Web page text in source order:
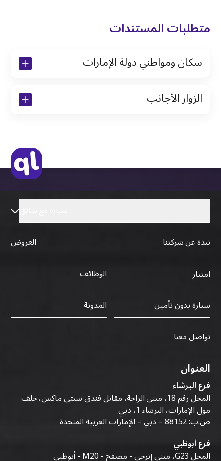
متطلبات المستندات
سكان ومواطني دولة الإمارات
نسخة من تأشيرة الاقامة
الزوار الأجانب
نبذة عن شركتنا
العروض
امتياز
الوظائف
سيارة بدون تأمين
المدونة
تواصل معنا
العنوان
فرع البرشاء
المحل رقم 18، مبنى الراحة، مقابل فندق سيتي ماكس، خلف
مول الإمارات، البرشاء 1، دبي
ص.ب: 88152 – دبي – الإمارات العربية المتحدة
فرع أبوظبي
المحل G23، مبنى إنرجي - مصفح - M20 - أبوظبي